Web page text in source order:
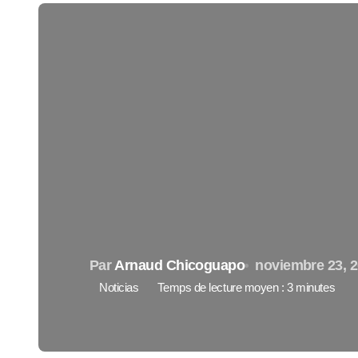
Par Arnaud Chicoguapo noviembre 23,
Noticias Temps de lecture moyen : 3 minutes